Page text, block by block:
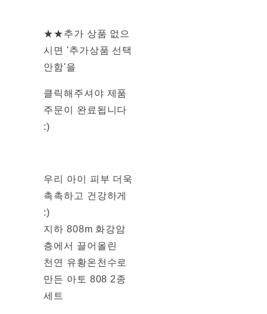
★★추가 상품 없으
시면 '추가상품 선택
안함'을
클릭해주셔야 제품
주문이 완료됩니다
:)
우리 아이 피부 더욱
촉촉하고 건강하게
:)
지하 808m 화강암
층에서 끌어올린
천연 유황온천수로
만든 아토 808 2종
세트